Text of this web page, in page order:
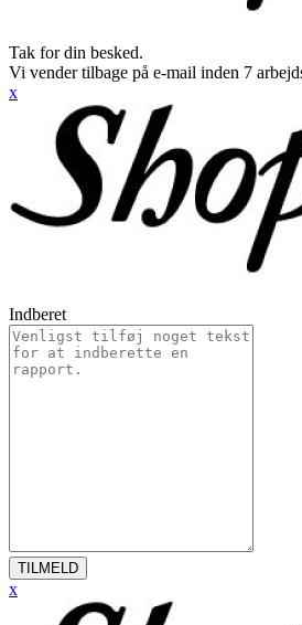
Tak for din besked.
Vi vender tilbage på e-mail inden 7
x
Indberet
TILMELD
x